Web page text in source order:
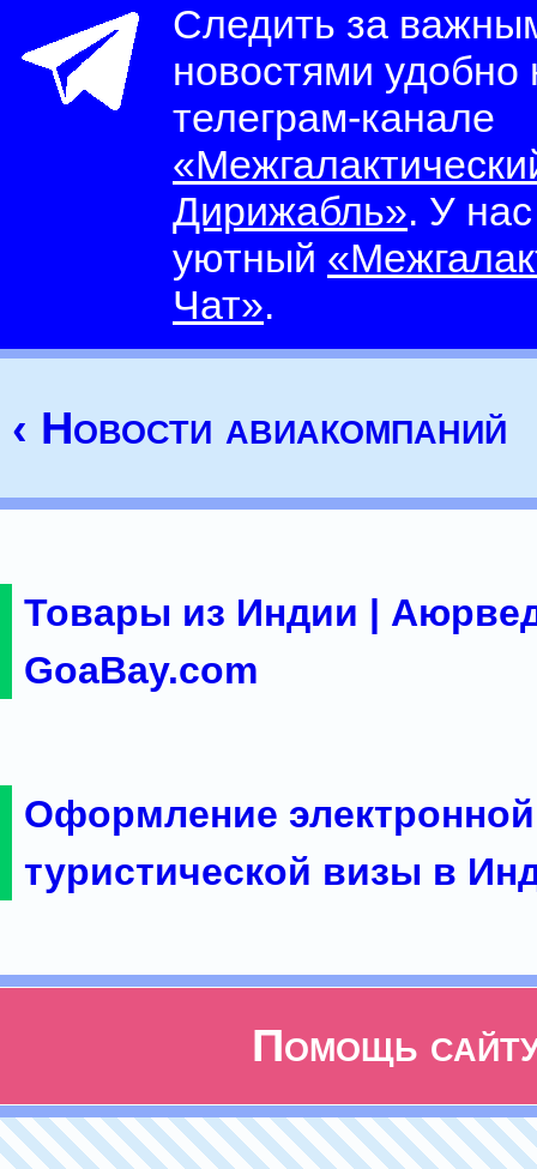
Следить за
новостями
телеграм-канале
Дирижабль». У
уютный
Чат».
‹ Новости авиакомпаний
Товары из Индии |
GoaBay.com
Оформление электронной
туристической визы в
Помощь